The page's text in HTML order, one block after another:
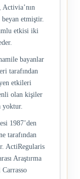
Activia’nın
etmiştir.
etkisi iki
bayanlar
tarafından
etkileri
olan kişiler
yoktur.
1987’den
tarafından
ActiRegularis
Araştırma